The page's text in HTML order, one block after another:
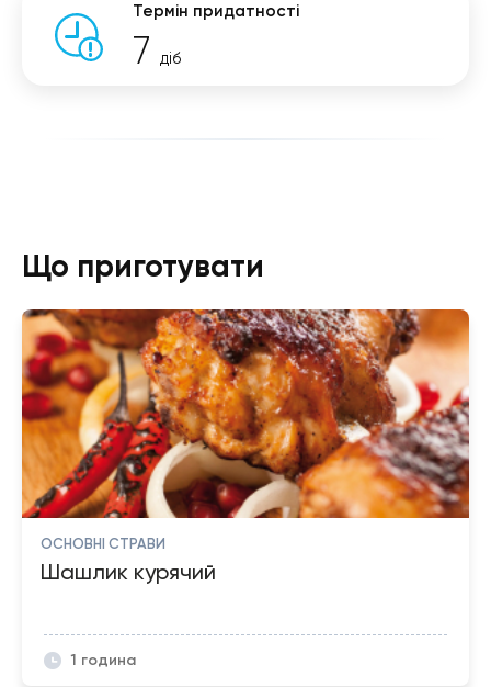
Термін придатності
7 діб
Що приготувати
ОСНОВНІ СТРАВИ
Шашлик курячий
1 година